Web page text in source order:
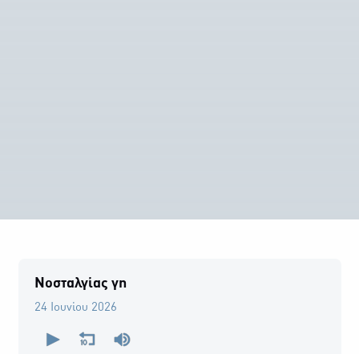
Νοσταλγίας γη
24 Ιουνίου 2026
seconds